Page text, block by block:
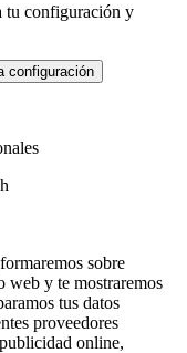
tu configuración y
configuración
sobre
web y te mostraremos
tus datos
proveedores
online,